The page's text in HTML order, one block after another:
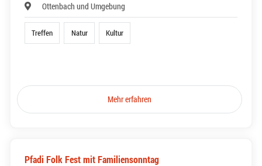
Ottenbach und Umgebung
Treffen Natur Kultur
Mehr erfahren
Pfadi Folk Fest mit Familiensonntag